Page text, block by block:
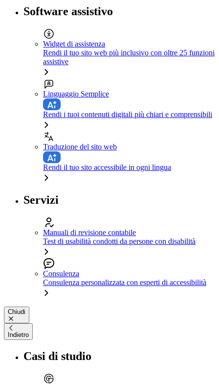
Software assistivo
Widget di assistenza
Rendi il tuo sito web più inclusivo con oltre 25 funzioni
assistive
Linguaggio Semplice
Rendi i tuoi contenuti digitali più chiari e comprensibili
Traduzione del sito web
Rendi il tuo sito accessibile in ogni lingua
Servizi
Manuali di revisione contabile
Test di usabilità condotti da persone con disabilità
Consulenza
Consulenza personalizzata con esperti di accessibilità
Chiudi
Indietro
Casi di studio